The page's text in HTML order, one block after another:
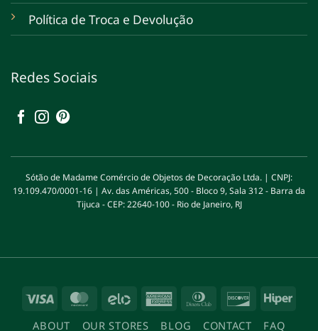
Política de Troca e Devolução
Redes Sociais
Sótão de Madame Comércio de Objetos de Decoração Ltda. | CNPJ:
19.109.470/0001-16 | Av. das Américas, 500 - Bloco 9, Sala 312 - Barra da
Tijuca - CEP: 22640-100 - Rio de Janeiro, RJ
Visa MasterCard
Elo
AmericanDinners
Discover
ABOUT OUR STORES BLOG CONTACT FAQ